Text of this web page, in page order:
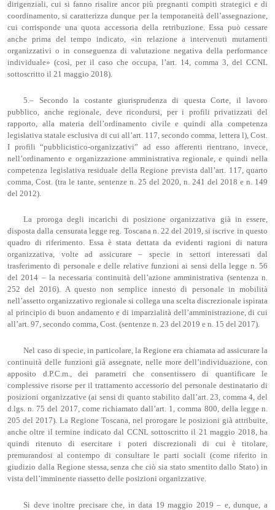
dirigenziali, cui si fanno risalire ancor più pregnanti compiti strategici e di
coordinamento, si caratterizza dunque per la temporaneità dell’assegnazione,
cui corrisponde una quota accessoria della retribuzione. Essa può cessare
anche prima del tempo indicato, «in relazione a intervenuti mutamenti
organizzativi o in conseguenza di valutazione negativa della performance
individuale» (così, per il caso che occupa, l’art. 14, comma 3, del CCNL
sottoscritto il 21 maggio 2018).
5.– Secondo la costante giurisprudenza di questa Corte, il lavoro
pubblico, anche regionale, deve ricondursi, per i profili privatizzati del
rapporto, alla materia dell’ordinamento civile e quindi alla competenza
legislativa statale esclusiva di cui all’art. 117, secondo comma, lettera l), Cost.
I profili “pubblicistico-organizzativi” ad esso afferenti rientrano, invece,
nell’ordinamento e organizzazione amministrativa regionale, e quindi nella
competenza legislativa residuale della Regione prevista dall’art. 117, quarto
comma, Cost. (tra le tante, sentenze n. 25 del 2020, n. 241 del 2018 e n. 149
del 2012).
La proroga degli incarichi di posizione organizzativa già in essere,
disposta dalla censurata legge reg. Toscana n. 22 del 2019, si iscrive in questo
quadro di riferimento. Essa è stata dettata da evidenti ragioni di natura
organizzativa, volte ad assicurare – specie in settori interessati dal
trasferimento di personale e delle relative funzioni ai sensi della legge n. 56
del 2014 – la necessaria continuità dell’azione amministrativa (sentenza n.
252 del 2016). A questo non semplice innesto di personale in mobilità
nell’assetto organizzativo regionale si collega una scelta discrezionale ispirata
al principio di buon andamento e di imparzialità dell’amministrazione, di cui
all’art. 97, secondo comma, Cost. (sentenze n. 23 del 2019 e n. 15 del 2017).
Nel caso di specie, in particolare, la Regione era chiamata ad assicurare la
continuità delle funzioni già assegnate, nelle more dell’individuazione, con
apposito d.P.C.m., dei parametri che consentissero di quantificare le
complessive risorse per il trattamento accessorio del personale destinatario di
posizioni organizzative (ai sensi di quanto stabilito dall’art. 23, comma 4, del
d.lgs. n. 75 del 2017, come richiamato dall’art. 1, comma 800, della legge n.
205 del 2017). La Regione Toscana, nel prorogare le posizioni già attribuite,
anche oltre il termine indicato dal CCNL sottoscritto il 21 maggio 2018, ha
quindi ritenuto di esercitare i poteri discrezionali di cui è titolare,
premurandosi al contempo di consultare le parti sociali (come riferito in
giudizio dalla Regione stessa, senza che ciò sia stato smentito dallo Stato) in
vista dell’imminente riassetto delle posizioni organizzative.
Si deve inoltre precisare che, in data 19 maggio 2019 – e, dunque, a